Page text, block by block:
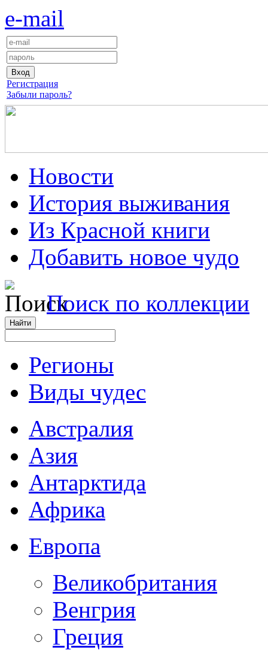
e-mail
Регистрация
Забыли пароль?
Новости
История выживания
Из Красной книги
Добавить новое чудо
Поиск по коллекции
Регионы
Виды чудес
Австралия
Азия
Антарктида
Африка
Европа
Великобритания
Венгрия
Греция